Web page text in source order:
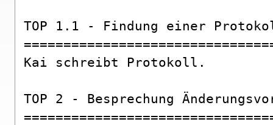
TOP 1.1 - Findung einer
Kai schreibt Protokoll.
TOP 2 - Besprechung